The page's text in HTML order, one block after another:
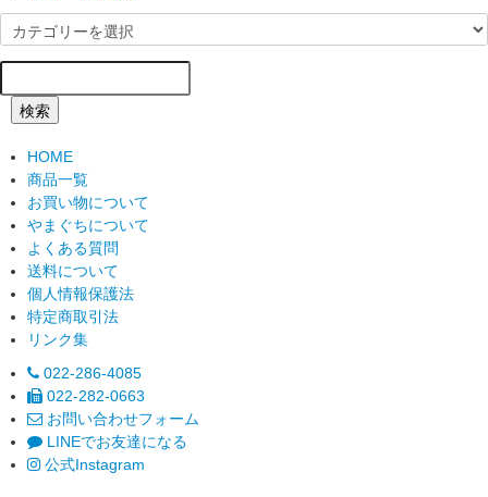
検索
HOME
商品一覧
お買い物について
やまぐちについて
よくある質問
送料について
個人情報保護法
特定商取引法
リンク集
022-286-4085
022-282-0663
お問い合わせフォーム
LINEでお友達になる
公式Instagram